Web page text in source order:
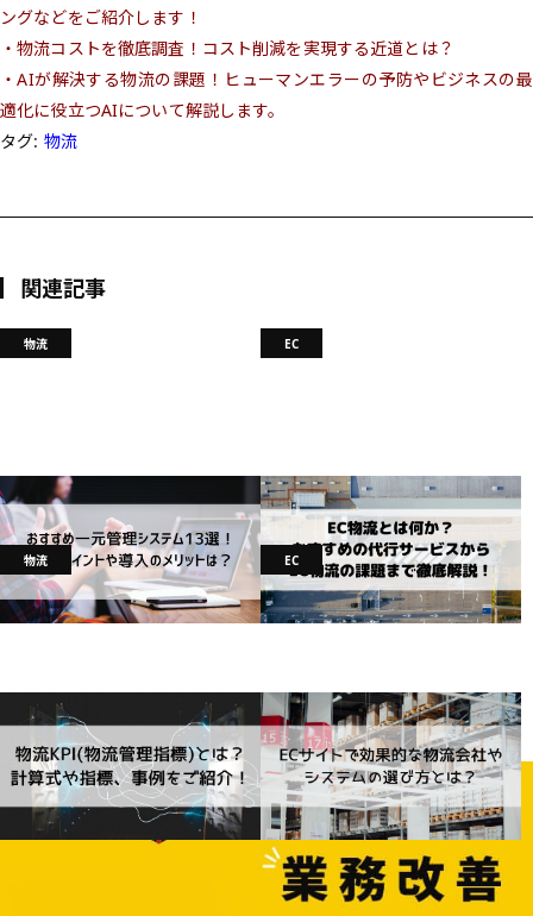
ングなどをご紹介します！
・物流コストを徹底調査！コスト削減を実現する近道とは？
・AIが解決する物流の課題！ヒューマンエラーの予防やビジネスの最
適化に役立つAIについて解説します。
タグ: 物流
関連記事
物流
おすすめEC一元管理システム13選！
比較ポイントや導入のメリットは？
2023.10.06 pickup 物流
EC
EC物流とは？EC物流会社10社の比較
や課題など徹底解説！
物流
物流
物流KPI(物流管理指標)とは？計算式
や導入方法をご紹介！
2023.10.06 物流
EC
物流会社の選び方とは？6つのポイン
トで失敗しない物流会社選びを！
2023.10.06 物流